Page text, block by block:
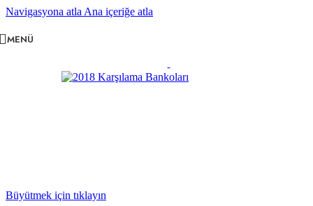
Navigasyona atla Ana içeriğe atla
MENÜ
Büyütmek için tıklayın